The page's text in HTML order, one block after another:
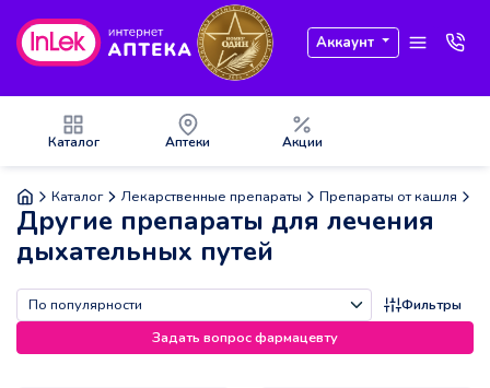
Аккаунт
Каталог Аптеки Акции
Каталог Лекарственные препараты Препараты от кашля
Другие препараты для лечения
дыхательных путей
Фильтры
Задать вопрос фармацевту